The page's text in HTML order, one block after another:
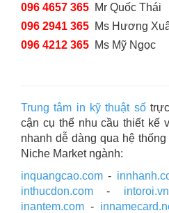
096 4657 365 Mr Quốc Thái
096 2941 365 Ms Hương
096 4212 365 Ms Mỹ Ngọc
Trung tâm in kỹ thuật sốtrực
cận cụ thể nhu cầu thiết kế
nhanh dễ dàng qua hệ
Niche Market ngành:
inquangcao.com -
inthucdon.com - intoroi.vn
inantem.com -